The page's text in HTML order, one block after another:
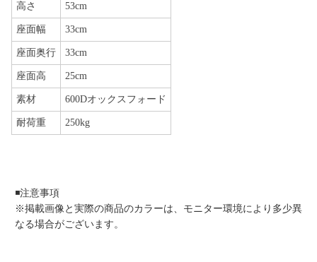
高さ 53cm
座面幅 33cm
座面奥行 33cm
座面高 25cm
素材 600Dオックスフォード
耐荷重 250kg
◾️注意事項
※掲載画像と実際の商品のカラーは、モニター環境により多少異
なる場合がございます。